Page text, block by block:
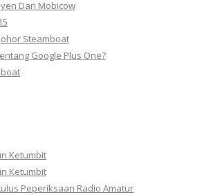
Dari Mobicow
‎Steamboat
Google Plus One?
Ketumbit
Ketumbit
Peperiksaan Radio Amatur